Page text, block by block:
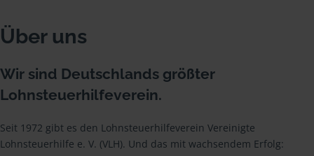
Über uns
Wir sind Deutschlands größter
Lohnsteuerhilfeverein.
Seit 1972 gibt es den Lohnsteuerhilfeverein Vereinigte
Lohnsteuerhilfe e. V. (VLH). Und das mit wachsendem Erfolg: